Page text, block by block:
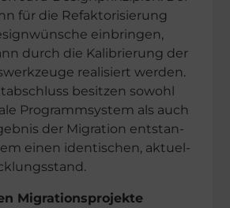
für die Refak­to­ri­sie­rung
einbrin­gen,
durch die Kalibrie­rung der
reali­siert werden.
besit­zen sowohl
Programm­sys­tem als auch
der Migration entstan­
einen identi­schen, aktuel­
Migra­ti­ons­pro­jekte